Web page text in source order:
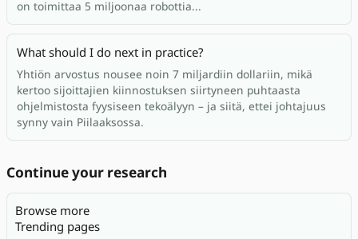
on toimittaa 5 miljoonaa robottia...
What should I do next in practice?
Yhtiön arvostus nousee noin 7 miljardiin dollariin, mikä
kertoo sijoittajien kiinnostuksen siirtyneen puhtaasta
ohjelmistosta fyysiseen tekoälyyn – ja siitä, ettei johtajuus
synny vain Piilaaksossa.
Continue your research
Browse more
Trending pages